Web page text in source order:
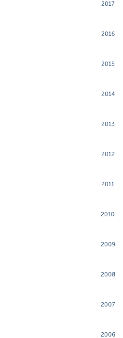
2017
2016
2015
2014
2013
2012
2011
2010
2009
2008
2007
2006